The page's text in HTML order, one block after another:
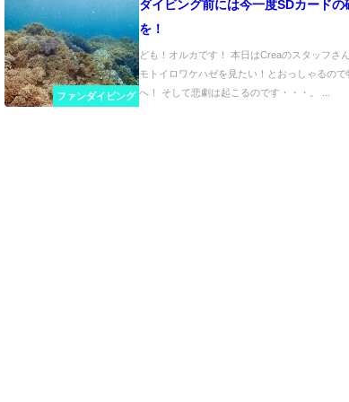
ファンダイビング
ダイビング前には今一度SDカードの
を！
ども！オルカです！ 本日はCreaのスタッフさ
モトイロワケハゼを見たい！とおっしゃるので
へ！ そして悲劇は起こるのです・・・。 ...